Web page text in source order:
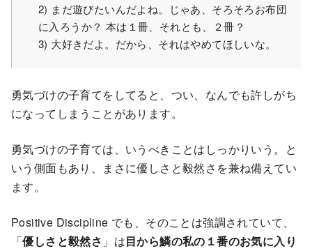
2) まだ遊びたいんだよね。じゃあ、そろそろお布団
に入ろうか？ 本は１冊、それとも、２冊？
3) 大好きだよ。だから、それはやめてほしいな。
勇気づけの子育てをしてると、つい、なんでも許しがち
になってしまうことがあります。
勇気づけの子育ては、いうべきことはしっかりいう。と
いう側面もあり、まさに優しさと毅然さを兼ね備えてい
ます。
Positive Discipline でも、そのことは強調されていて、
「優しさと毅然さ 」は目から鱗の私の１番のお気に入り